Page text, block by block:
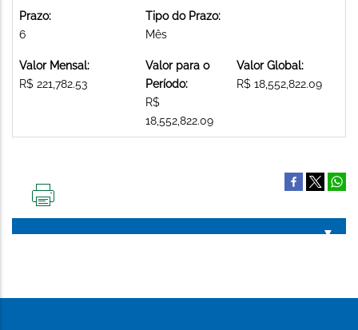
Prazo:
6
Tipo do Prazo:
Mês
Valor Mensal:
R$ 221,782.53
Valor para o
Período:
R$
18,552,822.09
Valor Global:
R$ 18,552,822.09
PÁGINA